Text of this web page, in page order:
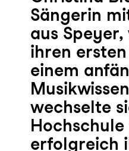
Sängerin
aus
ihren
einem
wechselte
erfolgreich